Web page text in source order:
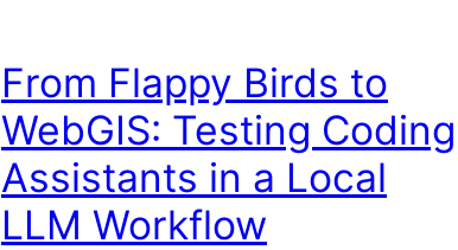
From Flappy Birds to
WebGIS: Testing Coding
Assistants in a Local
LLM Workflow